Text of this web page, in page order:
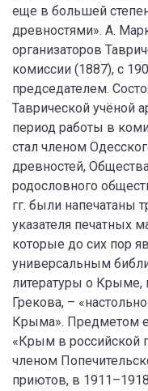
еще в большей
древностями». А.
организаторов
комиссии (1887), с
председателем.
Таврической учёной
период работы в
стал членом
древностей,
родословного
гг. были напечатаны
указателя печатных
которые до сих пор
универсальным
литературы о
Грекова, –
Крыма». Предметом
«Крым в российской
членом
приютов, в